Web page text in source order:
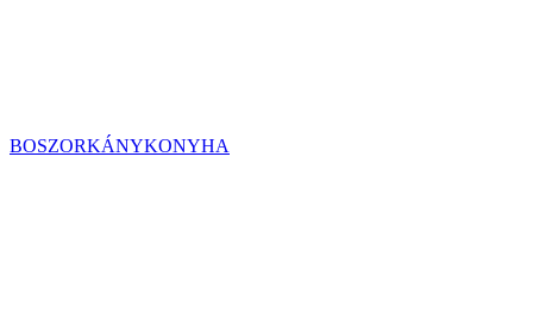
BOSZORKÁNYKONYHA